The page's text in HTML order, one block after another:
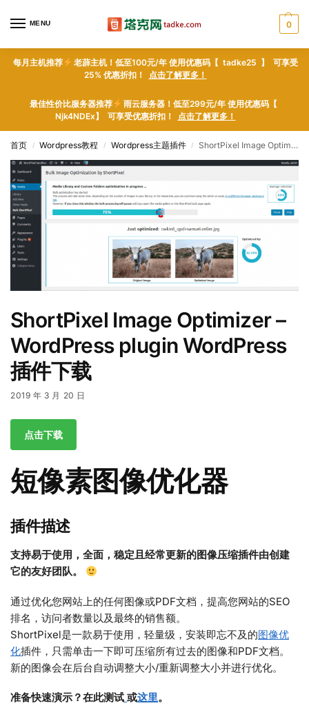
MENU 0
每月主机推荐
老薜主机！低至100元/年 使用优惠码【 tadke25 】 可享受
25% 优惠折扣！ 点击了解更多！
最佳性价比服务器推荐
雨云服务器！低至299元/年 使用优惠码【
Njk4NDEx】 可享受优惠折扣！ 点击了解更多！
首页 / Wordpress教程 / Wordpress主题插件 / ShortPixel Image Optimizer – WordPress plugin WordPress插件下载
ShortPixel Image Optimizer –
WordPress plugin WordPress
插件下载
2019 年 3 月 20 日
点击下载
短像素图像优化器
插件描述
支持易于使用，全面，稳定且经常更新的图像压缩插件由创建
它的友好团队。
通过优化您网站上的任何图像或PDF文档，提高您网站的SEO
排名，访问者数量以及最终的销售额。
ShortPixel是一款易于使用，轻量级，安装即忘不及的图像优
化插件，只需单击一下即可压缩所有过去的图像和PDF文档。
新的图像会在后台自动调整大小/重新调整大小并进行优化。
准备快速演示？在此测试 或这里。